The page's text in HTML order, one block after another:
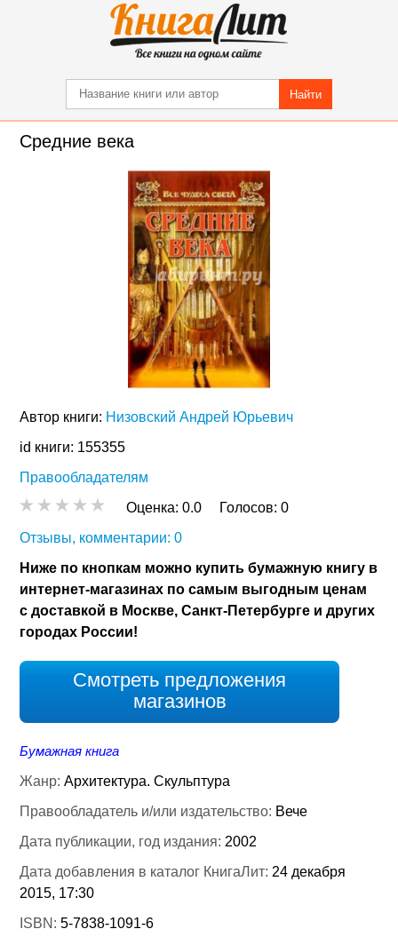
Найти
Средние века
Автор книги: Низовский Андрей Юрьевич
id книги: 155355
Правообладателям
Оценка:0.0 Голосов:0
Отзывы, комментарии: 0
Ниже по кнопкам можно купить бумажную книгу в
интернет-магазинах по самым выгодным ценам
с доставкой в Москве, Санкт-Петербурге и других
городах России!
Смотреть предложения
магазинов
Бумажная книга
Жанр:Архитектура. Скульптура
Правообладатель и/или издательство: Вече
Дата публикации, год издания: 2002
Дата добавления в каталог КнигаЛит: 24 декабря
2015, 17:30
ISBN:5-7838-1091-6